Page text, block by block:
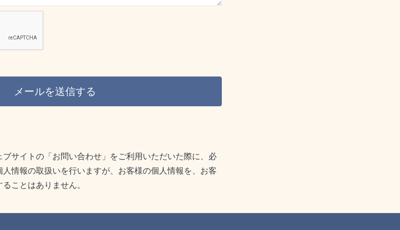
サイトの「お問い合わせ」をご利用いただいた際に、必
情報の取扱いを行いますが、お客様の個人情報を、お客
ことはありません。